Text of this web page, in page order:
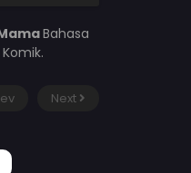
Bahasa
Next